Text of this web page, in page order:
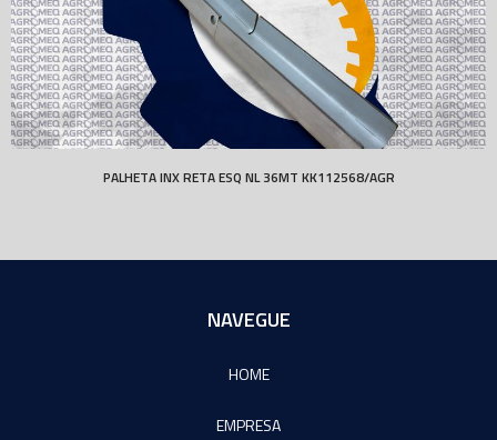
PALHETA INX RETA ESQ NL 36MT KK112568/AGR
NAVEGUE
HOME
EMPRESA